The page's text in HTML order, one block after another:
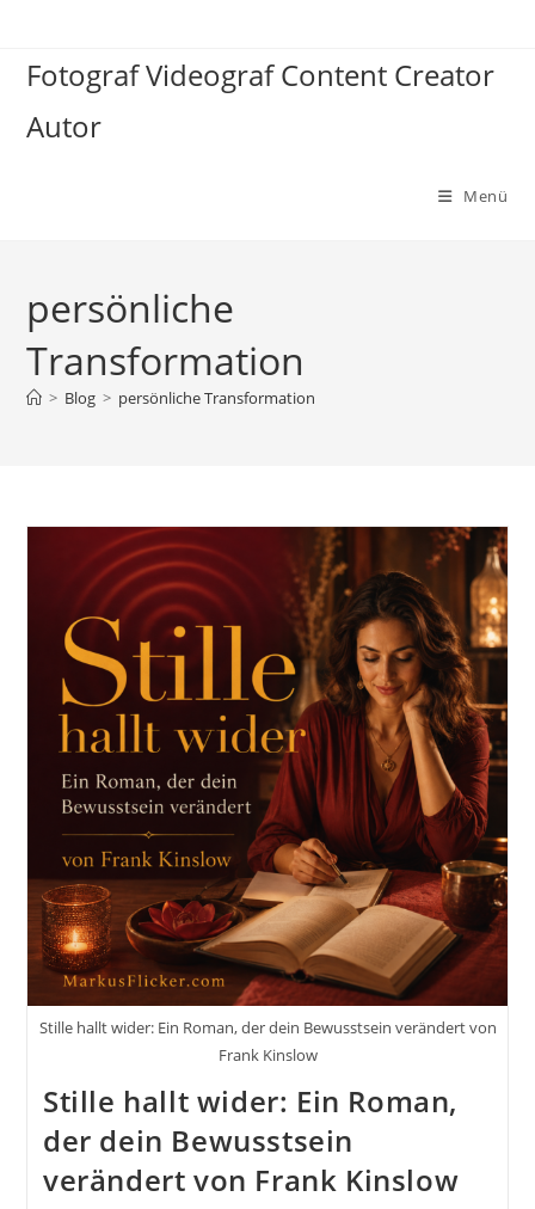
springen
Fotograf Videograf Content Creator
Autor
Menü
persönliche
Transformation
> Blog > persönliche Transformation
Stille hallt wider: Ein Roman, der dein Bewusstsein verändert von
Frank Kinslow
Stille hallt wider: Ein Roman,
der dein Bewusstsein
verändert von Frank Kinslow